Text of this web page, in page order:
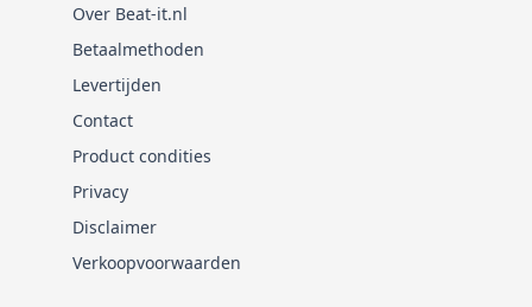
Over Beat-it.nl
Betaalmethoden
Levertijden
Contact
Product condities
Privacy
Disclaimer
Verkoopvoorwaarden